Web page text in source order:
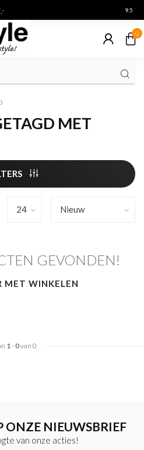
9.5
0
MET
GEVONDEN!
MET WINKELEN
1- 0van 0
ONZE NIEUWSBRIEF
van onze acties!